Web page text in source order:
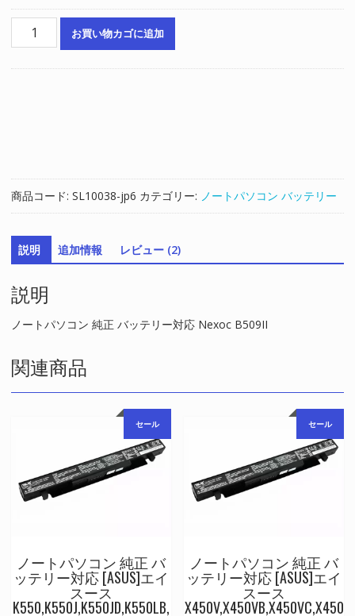
バ
ッ
テ
リ
ー
応
Nexoc
B509II
お買い物カゴに追加
商品コード: SL10038-jp6 カテゴリー: ノートパソコン バッテリー
説明 追加情報 レビュー (2)
説明
ノートパソコン 純正 バッテリー対応 Nexoc B509II
関連商品
セール
ノートパソコン 純正 バ
ッテリー対応 [ASUS]エイ
スース
K550,K550J,K550JD,K550LB,
セール
ノートパソコン 純正 バ
ッテリー対応 [ASUS]エイ
スース
X450V,X450VB,X450VC,X450